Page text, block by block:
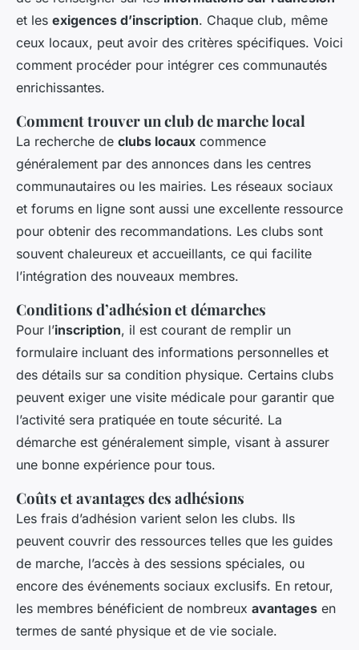
et les exigences d’inscription. Chaque club, même
ceux locaux, peut avoir des critères spécifiques. Voici
comment procéder pour intégrer ces communautés
enrichissantes.
Comment trouver un club de marche local
La recherche de clubs locaux commence
généralement par des annonces dans les centres
communautaires ou les mairies. Les réseaux sociaux
et forums en ligne sont aussi une excellente ressource
pour obtenir des recommandations. Les clubs sont
souvent chaleureux et accueillants, ce qui facilite
l’intégration des nouveaux membres.
Conditions d’adhésion et démarches
Pour l’inscription, il est courant de remplir un
formulaire incluant des informations personnelles et
des détails sur sa condition physique. Certains clubs
peuvent exiger une visite médicale pour garantir que
l’activité sera pratiquée en toute sécurité. La
démarche est généralement simple, visant à assurer
une bonne expérience pour tous.
Coûts et avantages des adhésions
Les frais d’adhésion varient selon les clubs. Ils
peuvent couvrir des ressources telles que les guides
de marche, l’accès à des sessions spéciales, ou
encore des événements sociaux exclusifs. En retour,
les membres bénéficient de nombreux avantages en
termes de santé physique et de vie sociale.